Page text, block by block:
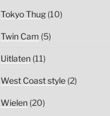
Tokyo Thug(10)
Twin Cam (5)
Uitlaten(11)
West Coast style(2)
Wielen(20)